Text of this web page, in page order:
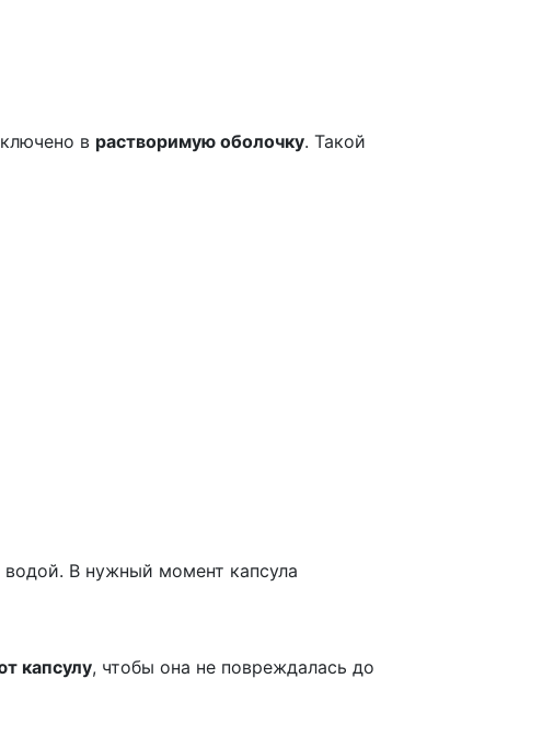
в растворимую оболочку. Такой
водой. В нужный момент капсула
капсулу, чтобы она не повреждалась до